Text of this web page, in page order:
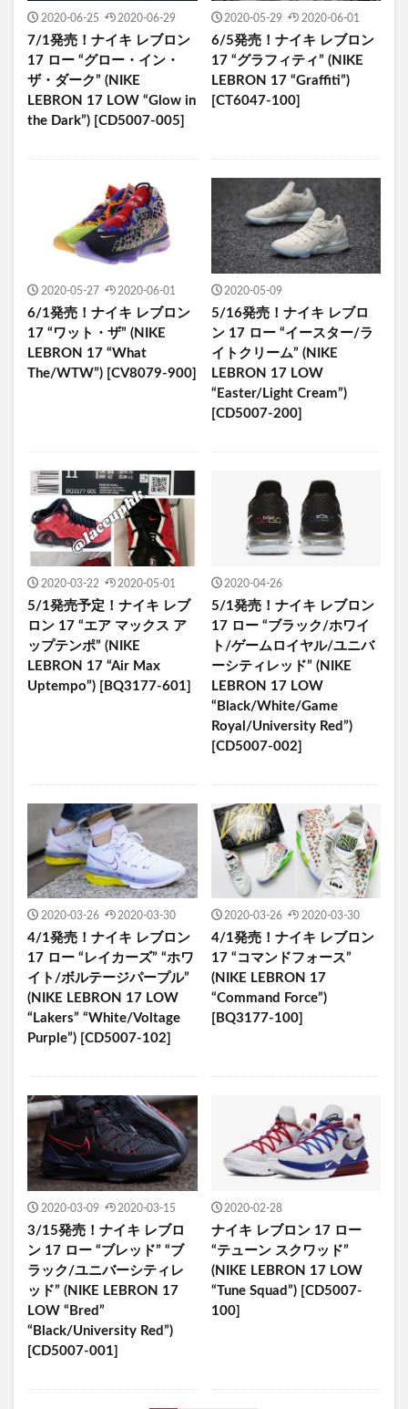
2020-06-25 2020-06-29
7/1発売！ナイキ レブロン
17 ロー “グロー・イン・
ザ・ダーク” (NIKE
LEBRON 17 LOW “Glow in
the Dark”) [CD5007-005]
2020-05-29 2020-06-01
6/5発売！ナイキ レブロン
17 “グラフィティ” (NIKE
LEBRON 17 “Graffiti”)
[CT6047-100]
2020-05-27 2020-06-01
6/1発売！ナイキ レブロン
17 “ワット・ザ” (NIKE
LEBRON 17 “What
The/WTW”) [CV8079-900]
2020-05-09
5/16発売！ナイキ レブロ
ン 17 ロー “イースター/ラ
イトクリーム” (NIKE
LEBRON 17 LOW
“Easter/Light Cream”)
[CD5007-200]
2020-03-22 2020-05-01
5/1発売予定！ナイキ レブ
ロン 17 “エア マックス ア
ップテンポ” (NIKE
LEBRON 17 “Air Max
Uptempo”) [BQ3177-601]
2020-04-26
5/1発売！ナイキ レブロン
17 ロー “ブラック/ホワイ
ト/ゲームロイヤル/ユニバ
ーシティレッド” (NIKE
LEBRON 17 LOW
“Black/White/Game
Royal/University Red”)
[CD5007-002]
2020-03-26 2020-03-30
4/1発売！ナイキ レブロン
17 ロー “レイカーズ” “ホワ
イト/ボルテージパープル”
(NIKE LEBRON 17 LOW
“Lakers” “White/Voltage
Purple”) [CD5007-102]
2020-03-26 2020-03-30
4/1発売！ナイキ レブロン
17 “コマンドフォース”
(NIKE LEBRON 17
“Command Force”)
[BQ3177-100]
2020-03-09 2020-03-15
3/15発売！ナイキ レブロ
ン 17 ロー “ブレッド” “ブ
ラック/ユニバーシティレ
ッド” (NIKE LEBRON 17
LOW “Bred”
“Black/University Red”)
[CD5007-001]
2020-02-28
ナイキ レブロン 17 ロー
“テューン スクワッド”
(NIKE LEBRON 17 LOW
“Tune Squad”) [CD5007-
100]